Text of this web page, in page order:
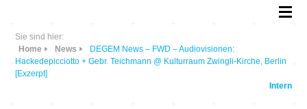
Sie sind hier:
Home
News
DEGEM News – FWD – Audiovisionen:
Hackedepicciotto + Gebr. Teichmann @ Kulturraum Zwingli-Kirche, Berlin
[Exzerpt]
Intern